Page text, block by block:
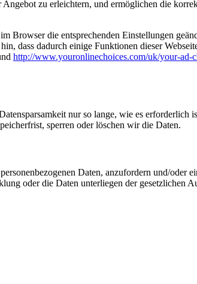
zu erleichtern, und ermöglichen die
Browser die entsprechenden Einstellungen
dass dadurch einige Funktionen dieser
http://www.youronlinechoices.com/uk/your-ad-
nur so lange, wie es erforderlich
sperren oder löschen wir die Daten.
Daten, anzufordern und/oder
oder die Daten unterliegen der gesetzlichen